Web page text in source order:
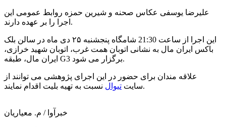
علیرضا یوسفی عکاس صحنه و شیرین حمزه روابط عمومی این
اجرا را بر عهده دارند.
این اجرا از ساعت 21:30 شامگاه پنجشنبه ۲۵ دی ماه در سالن بلک
باکس ایران مال به نشانی اتوبان همت غرب، اتوبان شهید خرازی،
ایران‌ مال، طبقه G3 برگزار می شود.
علاقه مندان برای حضور در این اجرای پژوهشی می توانند از
سایت تیوال نسبت به تهیه بلیت اقدام نمایند.
خبرآوا / م. معیاریان